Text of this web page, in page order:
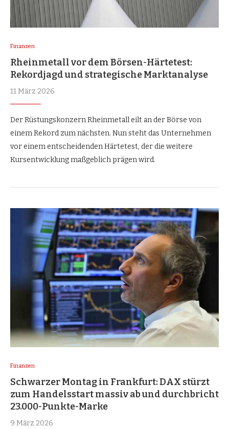
Finanzen
Rheinmetall vor dem Börsen-Härtetest:
Rekordjagd und strategische Marktanalyse
11 März 2026
Der Rüstungskonzern Rheinmetall eilt an der Börse von
einem Rekord zum nächsten. Nun steht das Unternehmen
vor einem entscheidenden Härtetest, der die weitere
Kursentwicklung maßgeblich prägen wird.
Finanzen
Schwarzer Montag in Frankfurt: DAX stürzt
zum Handelsstart massiv ab und durchbricht
23.000-Punkte-Marke
9 März 2026